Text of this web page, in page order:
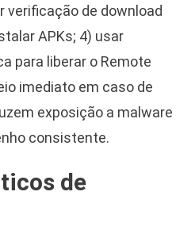
verificação de download
APKs; 4) usar
para liberar o Remote
imediato em caso de
exposição a malware
consistente.
de